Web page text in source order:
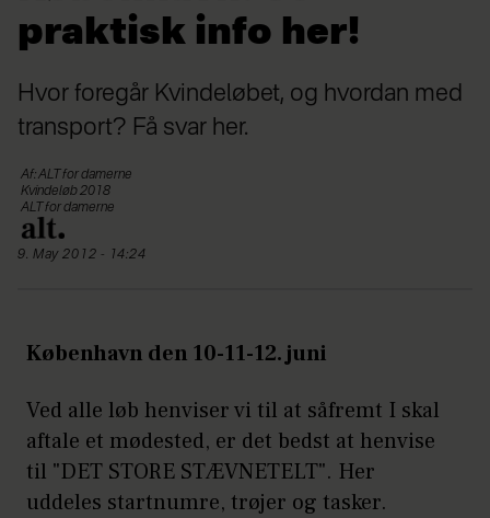
praktisk info her!
Hvor foregår Kvindeløbet, og hvordan med
transport? Få svar her.
Af: ALT for damerne
Kvindeløb 2018
ALT for damerne
9. May 2012 - 14:24
København den 10-11-12. juni
Ved alle løb henviser vi til at såfremt I skal
aftale et mødested, er det bedst at henvise
til "DET STORE STÆVNETELT". Her
uddeles startnumre, trøjer og tasker.